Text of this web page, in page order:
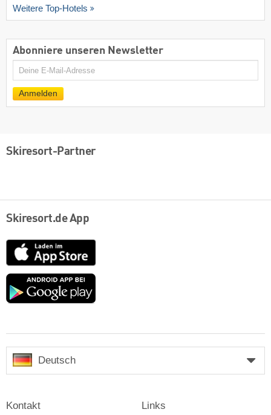
Weitere Top-Hotels
Abonniere unseren Newsletter
E-
Anmelden
Skiresort-Partner
Skiresort.de App
App
Store
Google
Deutsch
Kontakt Links